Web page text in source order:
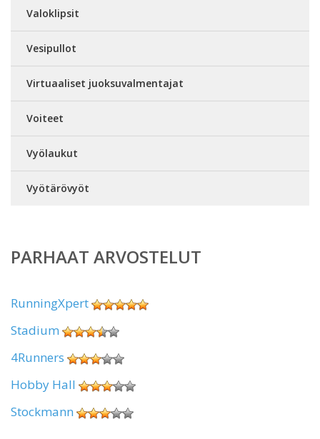
Valoklipsit
Vesipullot
Virtuaaliset juoksuvalmentajat
Voiteet
Vyölaukut
Vyötärövyöt
PARHAAT ARVOSTELUT
RunningXpert
Stadium
4Runners
Hobby Hall
Stockmann